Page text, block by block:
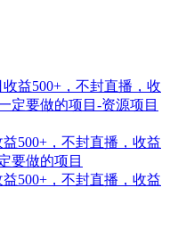
500+，不封直播，收益
要做的项目
500+，不封直播，收益